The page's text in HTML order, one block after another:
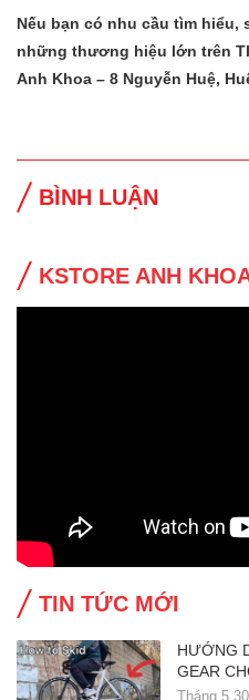
Nếu bạn có nhu cầu tìm
những thương hiệu lớn trên
Anh Khoa – 8 Nguyễn Huệ,
BÌNH LUẬN
KSTORE ANH
TIN TỨC MỚI
HƯỚNG
GEAR
Tháng 5